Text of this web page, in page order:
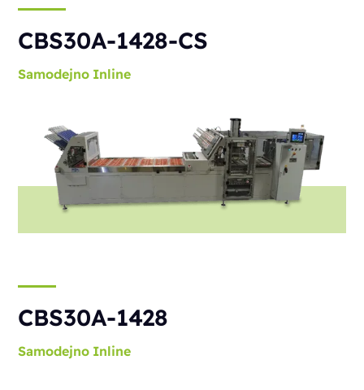
CBS30A-1428-CS
Samodejno Inline
CBS30A-1428
Samodejno Inline